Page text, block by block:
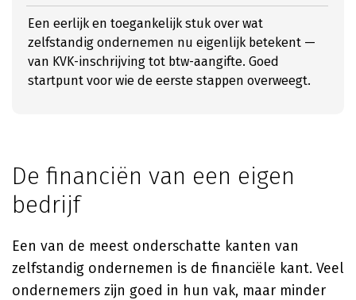
Een eerlijk en toegankelijk stuk over wat
zelfstandig ondernemen nu eigenlijk betekent —
van KVK-inschrijving tot btw-aangifte. Goed
startpunt voor wie de eerste stappen overweegt.
De financiën van een eigen
bedrijf
Een van de meest onderschatte kanten van
zelfstandig ondernemen is de financiële kant. Veel
ondernemers zijn goed in hun vak, maar minder